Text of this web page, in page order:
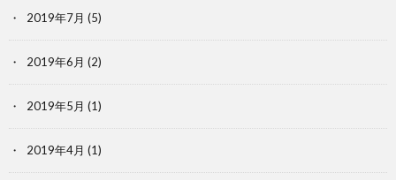
2019年7月 (5)
2019年6月 (2)
2019年5月 (1)
2019年4月 (1)